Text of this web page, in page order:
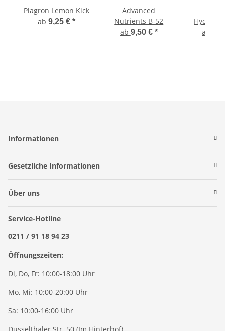
Plagron Lemon Kick
ab9,25 €*
Advanced
Nutrients B-52
ab 9,50 € *
Hydro/
ab
Informationen
Gesetzliche Informationen
Über uns
Service-Hotline
0211 / 91 18 94 23
Öffnungszeiten:
Di, Do, Fr: 10:00-18:00 Uhr
Mo, Mi: 10:00-20:00 Uhr
Sa: 10:00-16:00 Uhr